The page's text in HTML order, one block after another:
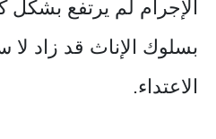
الإجرام لم يرتفع بشكل
بسلوك الإناث قد زاد
الاعتداء.